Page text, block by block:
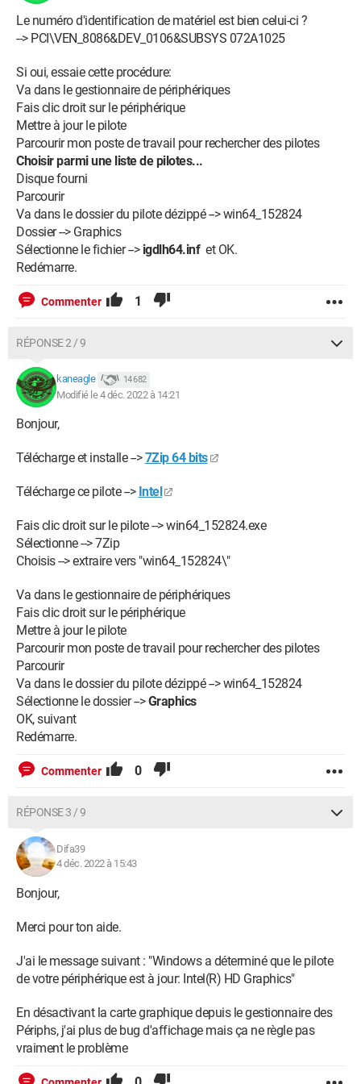
Le numéro d'identification de matériel est bien celui-ci ?
--> PCI\VEN_8086&DEV_0106&SUBSYS 072A1025
Si oui, essaie cette procédure:
Va dans le gestionnaire de périphériques
Fais clic droit sur le périphérique
Mettre à jour le pilote
Parcourir mon poste de travail pour rechercher des pilotes
Choisir parmi une liste de pilotes...
Disque fourni
Parcourir
Va dans le dossier du pilote dézippé --> win64_152824
Dossier --> Graphics
Sélectionne le fichier --> igdlh64.infet OK.
Redémarre.
Commenter 1
RÉPONSE 2 / 9
kaneagle 14 682
Modifié le 4 déc. 2022 à 14:21
Bonjour,
Télécharge et installe -->7Zip 64 bits
Télécharge ce pilote --> Intel
Fais clic droit sur le pilote --> win64_152824.exe
Sélectionne --> 7Zip
Choisis --> extraire vers "win64_152824\"
Va dans le gestionnaire de périphériques
Fais clic droit sur le périphérique
Mettre à jour le pilote
Parcourir mon poste de travail pour rechercher des pilotes
Parcourir
Va dans le dossier du pilote dézippé --> win64_152824
Sélectionne le dossier -->Graphics
OK, suivant
Redémarre.
Commenter 0
RÉPONSE 3 / 9
Difa39
4 déc. 2022 à 15:43
Bonjour,
Merci pour ton aide.
J'ai le message suivant : "Windows a déterminé que le pilote
de votre périphérique est à jour: Intel(R) HD Graphics"
En désactivant la carte graphique depuis le gestionnaire des
Périphs, j'ai plus de bug d'affichage mais ça ne règle pas
vraiment le problème